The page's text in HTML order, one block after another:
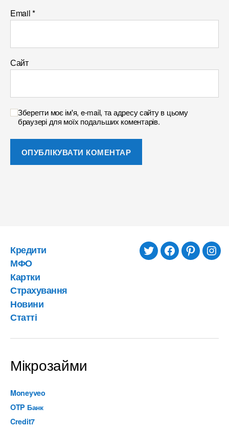
Email*
Сайт
Зберегти моє ім'я, e-mail, та адресу сайту в цьому
браузері для моїх подальших коментарів.
Кредити
МФО
Картки
Страхування
Новини
Статті
twitterfacebookpinterest
Мікрозайми
Moneyveo
OTP Банк
Credit7